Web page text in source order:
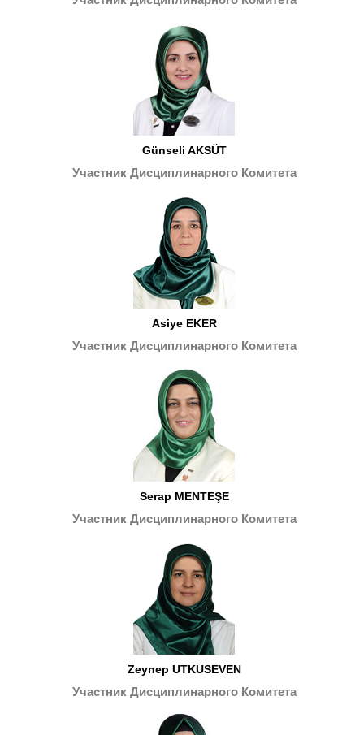
Günseli AKSÜT
Участник Дисциплинарного Комитета
Asiye EKER
Участник Дисциплинарного Комитета
Serap MENTEŞE
Участник Дисциплинарного Комитета
Zeynep UTKUSEVEN
Участник Дисциплинарного Комитета